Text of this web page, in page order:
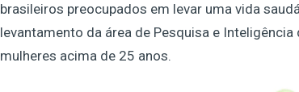
brasileiros preocupados em levar uma vida
levantamento da área de Pesquisa e
mulheres acima de 25 anos.